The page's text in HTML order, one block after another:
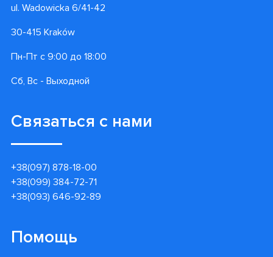
ul. Wadowicka 6/41-42
30-415 Kraków
Пн-Пт с 9:00 до 18:00
Сб, Вс - Выходной
Связаться с нами
+38(097) 878-18-00
+38(099) 384-72-71
+38(093) 646-92-89
Помощь